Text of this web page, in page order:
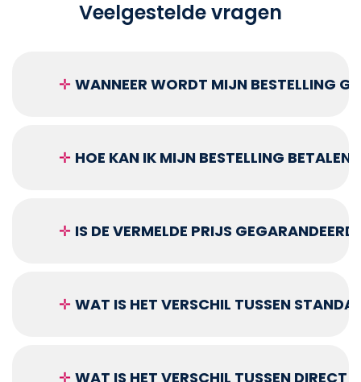
Veelgestelde vragen
✛ WANNEER WORDT MIJN BESTELLING
✛ HOE KAN IK MIJN BESTELLING BETALEN?
✛ IS DE VERMELDE PRIJS
✛ WAT IS HET VERSCHIL TUSSEN
✛ WAT IS HET VERSCHIL TUSSEN DIRECT